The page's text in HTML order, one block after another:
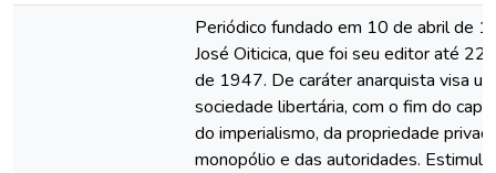
Periódico fundado em 10 de abril de
José Oiticica, que foi seu editor até 22
de 1947. De caráter anarquista visa
sociedade libertária, com o fim do
do imperialismo, da propriedade
monopólio e das autoridades.